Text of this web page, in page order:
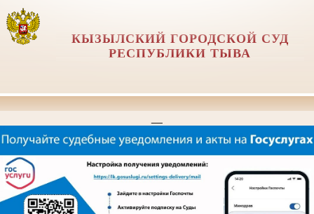
КЫЗЫЛСКИЙ ГОРОДСКОЙ СУД
РЕСПУБЛИКИ ТЫВА